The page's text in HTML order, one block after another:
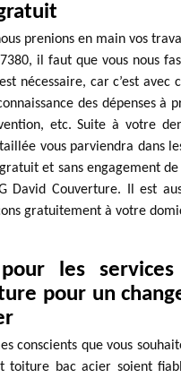
prenions en main vos
il faut que vous nous
nécessaire, car c’est avec
des dépenses à
etc. Suite à votre
vous parviendra dans
et sans engagement
David Couverture. Il est
gratuitement à votre
les
pour un
conscients que vous
toiture bac acier soient